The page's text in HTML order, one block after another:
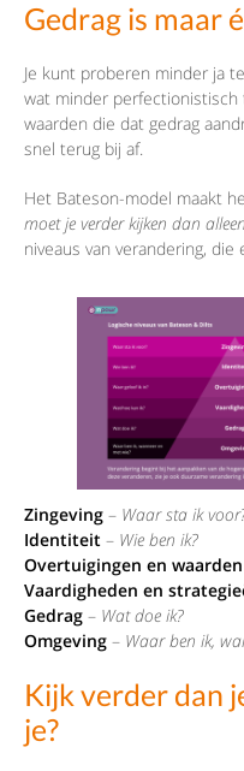
Gedrag is maar
Je kunt proberen minder ja
wat minder perfectionistisch
waarden die dat gedrag
snel terug bij af.
Het Bateson-model maakt
moet je verder kijken dan
niveaus van verandering, die
Zingeving – Waar sta ik
Identiteit – Wie ben ik?
Overtuigingen en waarden
Vaardigheden en
Gedrag – Wat doe ik?
Omgeving – Waar ben ik,
Kijk verder dan
je?